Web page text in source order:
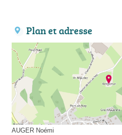
Plan et adresse
AUGER Noémi